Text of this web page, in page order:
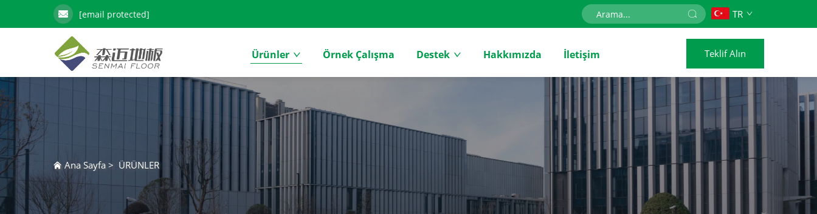
[email protected] TR
Ürünler Örnek Çalışma Destek Hakkımızda İletişim Teklif Alın
Ana Sayfa > ÜRÜNLER